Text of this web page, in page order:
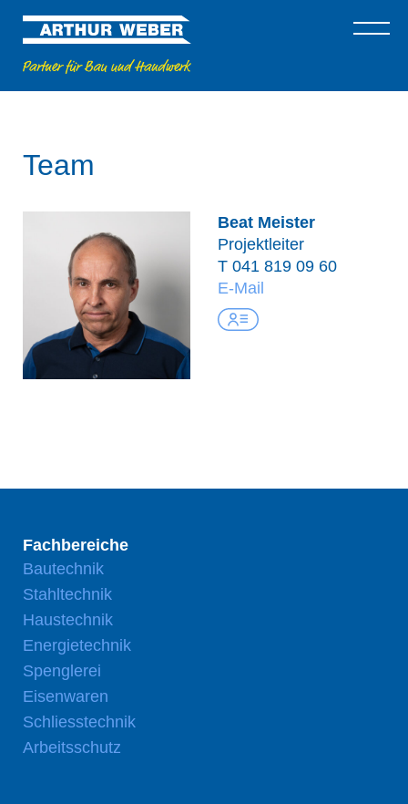
Team
Beat Meister
Projektleiter
T 041 819 09 60
E-Mail
Fachbereiche
Bautechnik
Stahltechnik
Haustechnik
Energietechnik
Spenglerei
Eisenwaren
Schliesstechnik
Arbeitsschutz